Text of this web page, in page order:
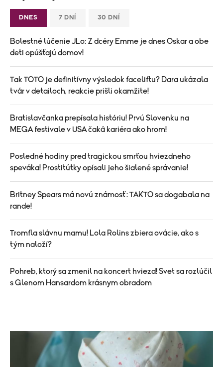
DNES 7 DNÍ 30 DNÍ
Bolestné lúčenie JLo: Z dcéry Emme je dnes Oskar a obe
deti opúšťajú domov!
Tak TOTO je definitívny výsledok faceliftu? Dara ukázala
tvár v detailoch, reakcie prišli okamžite!
Bratislavčanka prepísala históriu! Prvú Slovenku na
MEGA festivale v USA čaká kariéra ako hrom!
Posledné hodiny pred tragickou smrťou hviezdneho
speváka! Prostitútky opísali jeho šialené správanie!
Britney Spears má novú známosť: TAKTO sa dogabala na
rande!
Tromfla slávnu mamu! Lola Rolins zbiera ovácie, ako s
tým naloží?
Pohreb, ktorý sa zmenil na koncert hviezd! Svet sa rozlúčil
s Glenom Hansardom krásnym obradom